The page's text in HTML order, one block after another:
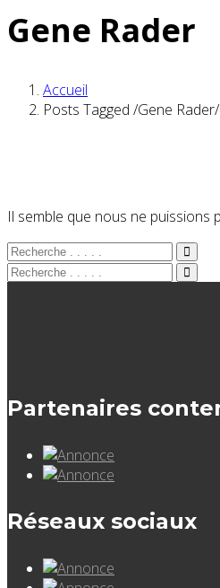
Gene Rader
Accueil
Posts Tagged /Gene Rader/
Il semble que nous ne puissions
Partenaires
Réseaux sociaux